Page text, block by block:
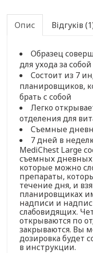
Опис Відгуків
Образец
для ухода за собой
Состоит из 7
планировщиков,
брать с собой
Легко
отделения для
Съемные
7 дней в
MediChest Large
съемных
которые можно
препараты,
течение дня, и
планировщиках
надписи и
слабовидящих.
открываются по
закрываются. Вы
дозировка будет
в инструкции.